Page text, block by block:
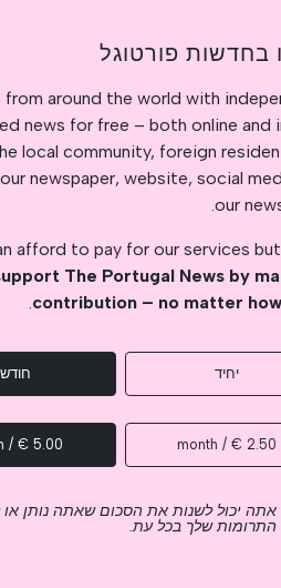
בחדשות פורטוגל
around the world with
news for free – both online and
local community, foreign
newspaper, website, social
our
afford to pay for our services
The Portugal News by
contribution – no matter
.
יחיד
2.50 € / month
5.00 € / month
אתה יכול לשנות את הסכום שאתה נותן
התרומות שלך בכל עת.